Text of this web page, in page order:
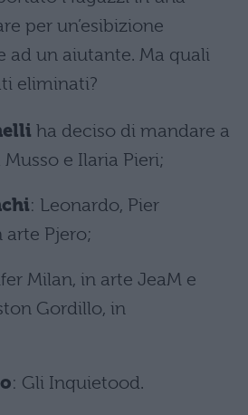
per un’esibizione
ad un aiutante. Ma quali
eliminati?
ha deciso di mandare a
e Ilaria Pieri;
: Leonardo, Pier
arte Pjero;
Milan, in arte JeaM e
Gordillo, in
: Gli Inquietood.